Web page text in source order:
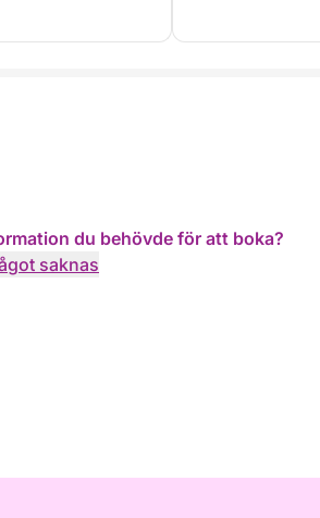
du behövde för att boka?
saknas